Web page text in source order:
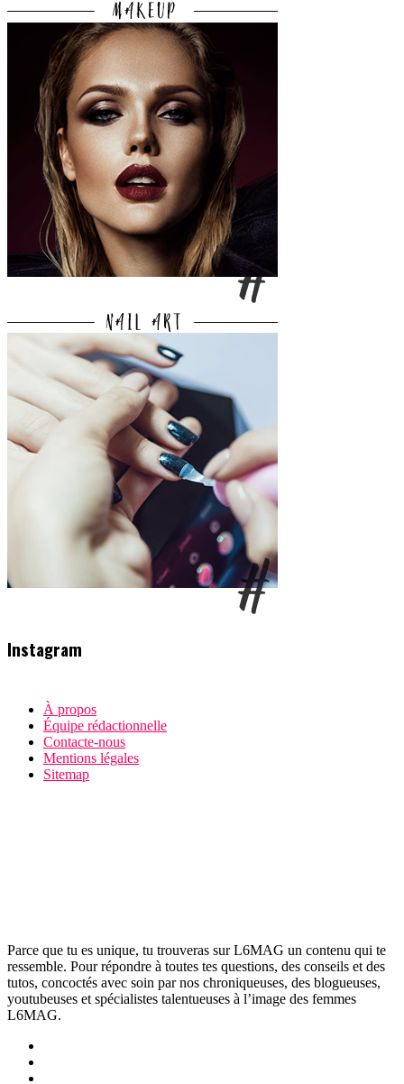
Instagram
À propos
Équipe rédactionnelle
Contacte-nous
Mentions légales
Sitemap
Parce que tu es unique, tu trouveras sur L6MAG un contenu qui te
ressemble. Pour répondre à toutes tes questions, des conseils et des
tutos, concoctés avec soin par nos chroniqueuses, des blogueuses,
youtubeuses et spécialistes talentueuses à l’image des femmes
L6MAG.